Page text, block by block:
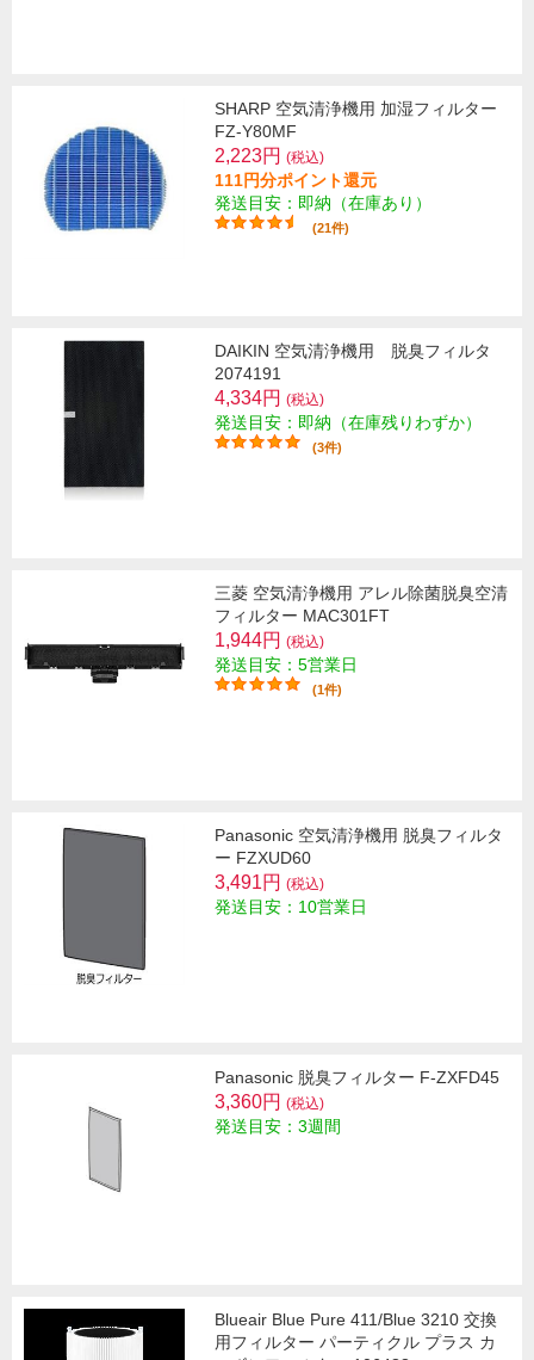
SHARP 空気清浄機用 加湿フィルター
FZ-Y80MF
2,223円 (税込)
111円分ポイント還元
発送目安：即納（在庫あり）
(21件)
DAIKIN 空気清浄機用 脱臭フィルタ
2074191
4,334円 (税込)
発送目安：即納（在庫残りわずか）
(3件)
三菱 空気清浄機用 アレル除菌脱臭空清
フィルター MAC301FT
1,944円 (税込)
発送目安：5営業日
(1件)
Panasonic 空気清浄機用 脱臭フィルタ
ー FZXUD60
3,491円 (税込)
発送目安：10営業日
Panasonic 脱臭フィルター F-ZXFD45
3,360円 (税込)
発送目安：3週間
Blueair Blue Pure 411/Blue 3210 交換
用フィルター パーティクル プラス カ